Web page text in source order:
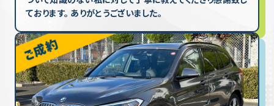
ております。 ありがとうございました。